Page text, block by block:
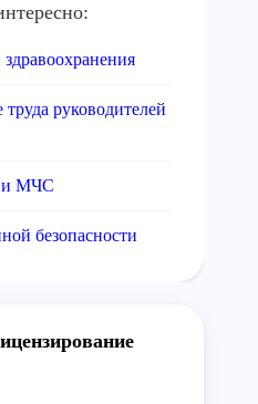
руководителей
МЧС
безопасности